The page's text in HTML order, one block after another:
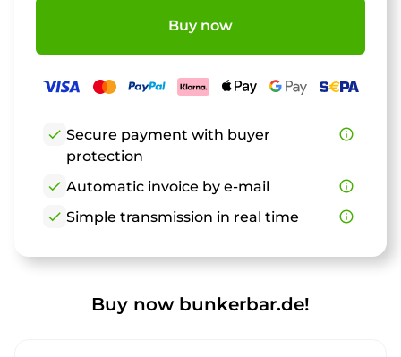
Buy now
check Secure payment with buyer
protection
info_outline
check Automatic invoice by e-mail
info_outline
check Simple transmission in real time info_outline
Buy now bunkerbar.de!